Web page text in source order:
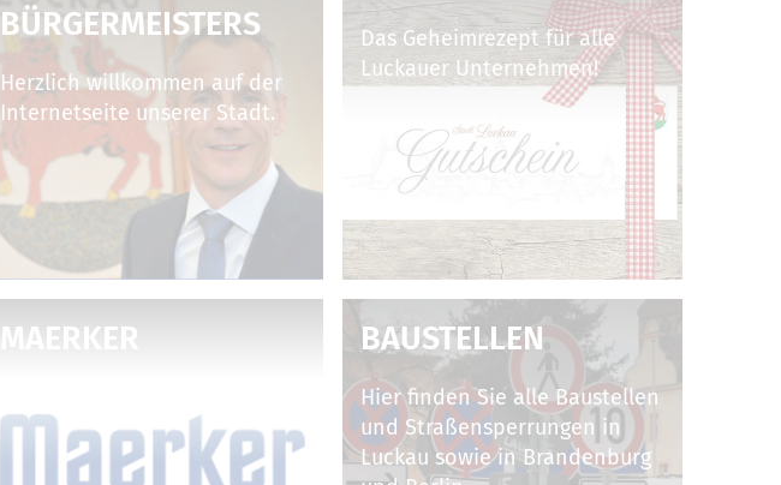
ÜRGERMEISTERS
Herzlich willkommen auf der
Internetseite unserer Stadt.
Das Geheimrezept für alle
Luckauer Unternehmen!
MAERKER BAUSTELLEN
Hier finden Sie alle Baustellen
und Straßensperrungen in
Luckau sowie in Brandenburg